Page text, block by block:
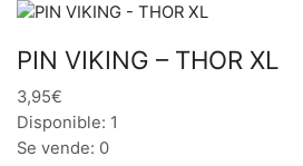
PIN VIKING – THOR XL
3,95€
Disponible: 1
Se vende: 0